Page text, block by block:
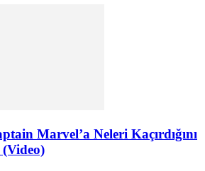
Marvel’a Neleri Kaçırdığını